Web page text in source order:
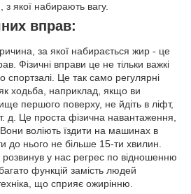
якої набирають вагу.
вправ:
за якої набирається жир - це
Фізичні вправи це не тільки важкі
спортзалі. Це так само регулярні
ходьба, наприклад, якщо ви
першого поверху, не йдіть в ліфт,
д. Це проста фізична навантаження,
Вони воліють їздити на машинах в
до нього не більше 15-ти хвилин.
розвинув у нас регрес по відношенню
функцій замість людей
що сприяє ожирінню.